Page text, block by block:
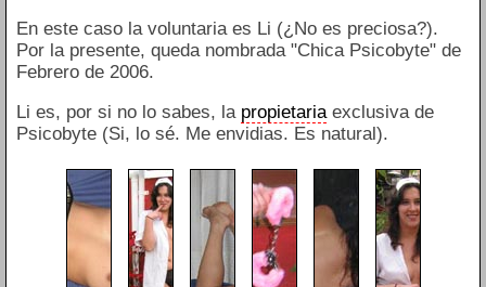
En este caso la voluntaria es Li (¿No es preciosa?).
Por la presente, queda nombrada "Chica Psicobyte" de
Febrero de 2006.
Li es, por si no lo sabes, la propietariaexclusiva de
Psicobyte (Si, lo sé. Me envidias. Es natural).